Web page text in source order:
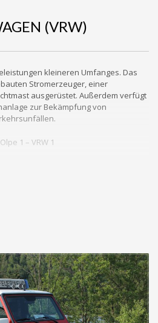
(VRW)
kleineren Umfanges. Das
Stromerzeuger, einer
ausgerüstet. Außerdem verfügt
zur Bekämpfung von
1 – VRW 1
– eingebaut, 3 Mann Besatzung,
im Sitz integriert,
230V-Schnellangriff, LED-